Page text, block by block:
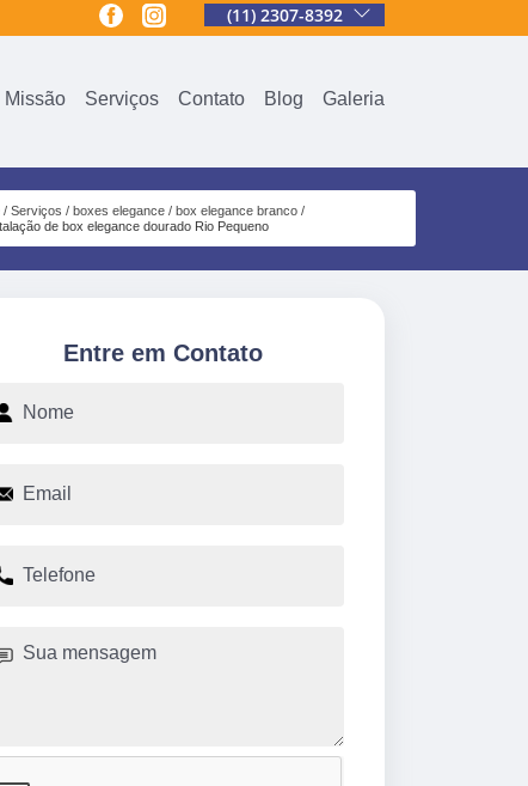
(11) 2307-8392
Missão Serviços Contato Blog Galeria
Serviços boxes elegance
box elegance branco
de box elegance dourado Rio Pequeno
Entre em Contato